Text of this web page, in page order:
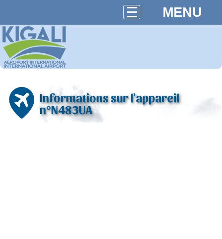
MENU
Informations sur l'appareil
n°N483UA